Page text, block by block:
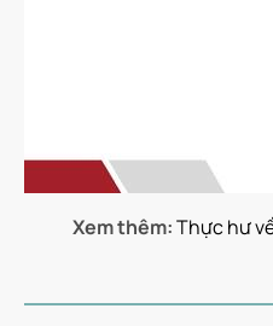
Xem thêm:Thực hư